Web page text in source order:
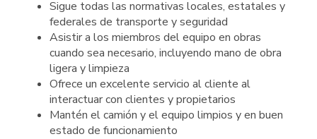
Sigue todas las normativas locales, estatales y
federales de transporte y seguridad
Asistir a los miembros del equipo en obras
cuando sea necesario, incluyendo mano de obra
ligera y limpieza
Ofrece un excelente servicio al cliente al
interactuar con clientes y propietarios
Mantén el camión y el equipo limpios y en buen
estado de funcionamiento